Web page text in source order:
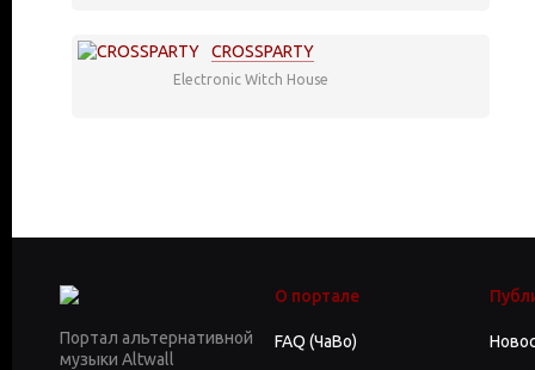
CROSSPARTY
Electronic Witch House
Портал альтернативной
музыки Altwall
О портале
FAQ (ЧаВо)